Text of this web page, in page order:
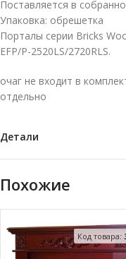
Поставляется в
Упаковка: обрешетка
Порталы серии Bricks
EFP/P-2520LS/2720RLS.
очаг не входит в
отдельно
Детали
Похожие
Код товара: